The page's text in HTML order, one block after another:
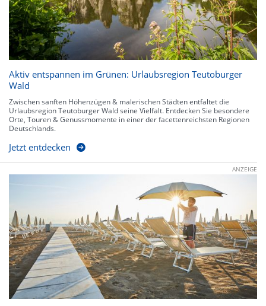
Aktiv entspannen im Grünen: Urlaubsregion Teutoburger
Wald
Zwischen sanften Höhenzügen & malerischen Städten entfaltet die
Urlaubsregion Teutoburger Wald seine Vielfalt. Entdecken Sie besondere
Orte, Touren & Genussmomente in einer der facettenreichsten Regionen
Deutschlands.
Jetzt entdecken
ANZEIGE